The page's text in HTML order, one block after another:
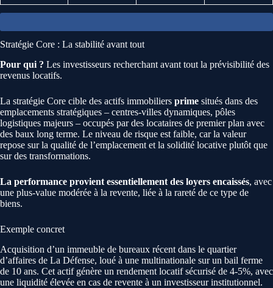
Stratégie Core : La stabilité avant tout
Pour qui ? Les investisseurs recherchant avant tout la prévisibilité des
revenus locatifs.
La stratégie Core cible des actifs immobiliers prime situés dans des
emplacements stratégiques – centres-villes dynamiques, pôles
logistiques majeurs – occupés par des locataires de premier plan avec
des baux long terme. Le niveau de risque est faible, car la valeur
repose sur la qualité de l’emplacement et la solidité locative plutôt que
sur des transformations.
La performance provient essentiellement des loyers encaissés, avec
une plus-value modérée à la revente, liée à la rareté de ce type de
biens.
Exemple concret
Acquisition d’un immeuble de bureaux récent dans le quartier
d’affaires de La Défense, loué à une multinationale sur un bail ferme
de 10 ans. Cet actif génère un rendement locatif sécurisé de 4-5%, avec
une liquidité élevée en cas de revente à un investisseur institutionnel.